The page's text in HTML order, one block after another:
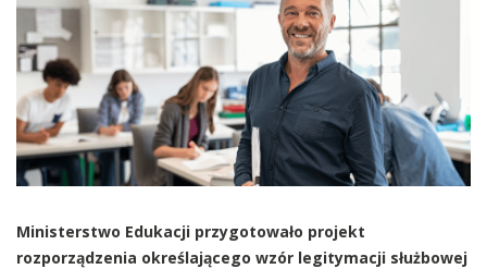
Ministerstwo Edukacji przygotowało projekt
rozporządzenia określającego wzór legitymacji służbowej